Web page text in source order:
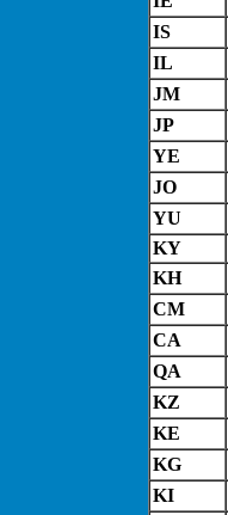
IS
IL
JM
JP
YE
JO
YU
KY
KH
CM
CA
QA
KZ
KE
KG
KI